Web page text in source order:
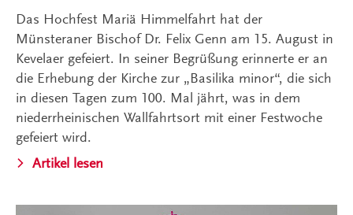
Das Hochfest Mariä Himmelfahrt hat der
Münsteraner Bischof Dr. Felix Genn am 15. August in
Kevelaer gefeiert. In seiner Begrüßung erinnerte er an
die Erhebung der Kirche zur „Basilika minor“, die sich
in diesen Tagen zum 100. Mal jährt, was in dem
niederrheinischen Wallfahrtsort mit einer Festwoche
gefeiert wird.
Artikel lesen